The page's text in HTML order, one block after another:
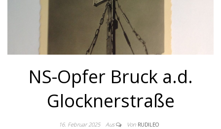
NS-Opfer Bruck a.d.
Glocknerstraße
16. Februar 2025 Aus Von RUDILEO